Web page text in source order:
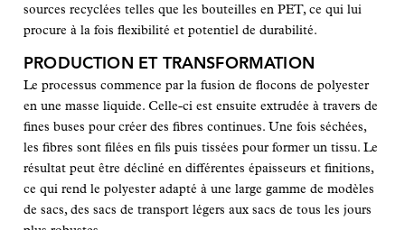
sources recyclées telles que les bouteilles en PET, ce qui lui
procure à la fois flexibilité et potentiel de durabilité.
PRODUCTION ET TRANSFORMATION
Le processus commence par la fusion de flocons de polyester
en une masse liquide. Celle-ci est ensuite extrudée à travers de
fines buses pour créer des fibres continues. Une fois séchées,
les fibres sont filées en fils puis tissées pour former un tissu. Le
résultat peut être décliné en différentes épaisseurs et finitions,
ce qui rend le polyester adapté à une large gamme de modèles
de sacs, des sacs de transport légers aux sacs de tous les jours